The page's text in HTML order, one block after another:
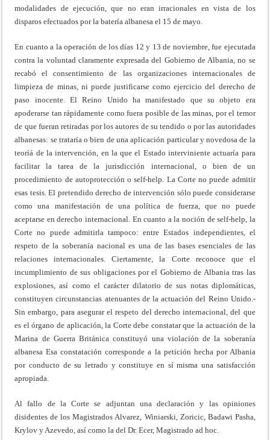
modalidades de ejecución, que no eran irracionales en vista de los
disparos efectuados por la batería albanesa el 15 de mayo.
En cuanto a la operación de los días 12 y 13 de noviembre, fue ejecutada
contra la voluntad claramente expresada del Gobierno de Albania, no se
recabó el consentimiento de las organizaciones internacionales de
limpieza de minas, ni puede justificarse como ejercicio del derecho de
paso inocente. El Reino Unido ha manifestado que su objeto era
apoderarse tan rápidamente como fuera posible de las minas, por el temor
de que fueran retiradas por los autores de su tendido o por las autoridades
albanesas: se trataría o bien de una aplicación particular y novedosa de la
teoríá de la intervención, en la que el Estado interviniente actuaría para
facilitar la tarea de la jurisdicción internacional, o bien de un
procedimiento de autoprotección o self-help. La Corte no puede admitir
esas tesis. El pretendido derecho de intervención sólo puede considerarse
como una manifestación de una política de fuerza, que no puede
aceptarse en derecho internacional. En cuanto a la noción de self-help, la
Corte no puede admitirla tampoco: entre Estados independientes, el
respeto de la soberanía nacional es una de las bases esenciales de las
relaciones internacionales. Ciertamente, la Corte reconoce que el
incumplimiento de sus obligaciones por el Gobierno de Albania tras las
explosiones, así como el carácter dilatorio de sus notas diplomáticas,
constituyen circunstancias atenuantes de la actuación del Reino Unido.-
Sin embargo, para asegurar el respeto del derecho internacional, del que
es el órgano de aplicación, la Corte debe constatar que la actuación de la
Marina de Guerra Británica constituyó una violación de la soberanía
albanesa Esa constatación corresponde a la petición hecha por Albania
por conducto de su letrado y constituye en sí misma una satisfacción
apropiada.
Al fallo de la Corte se adjuntan una declaración y las opiniones
disidentes de los Magistrados Alvarez, Winiarski, Zoricic, Badawi Pasha,
Krylov y Azevedo, así como la del Dr. Ecer, Magistrado ad hoc.